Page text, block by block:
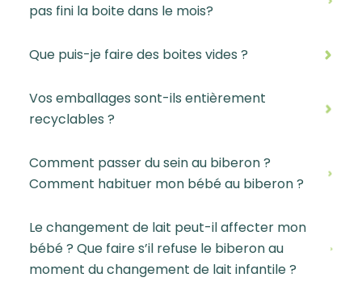
pas fini la boite dans le mois?
Que puis-je faire des boites vides ?
Vos emballages sont-ils entièrement
recyclables ?
Comment passer du sein au biberon ?
Comment habituer mon bébé au biberon ?
Le changement de lait peut-il affecter mon
bébé ? Que faire s’il refuse le biberon au
moment du changement de lait infantile ?